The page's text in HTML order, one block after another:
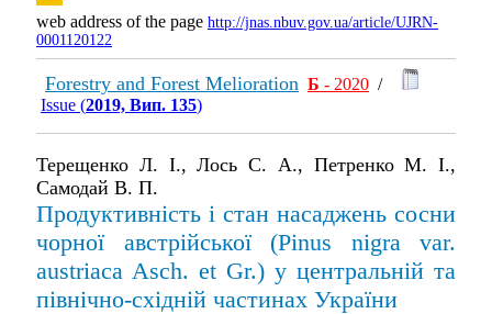
web address of the page http://jnas.nbuv.gov.ua/article/UJRN-
0001120122
Forestry and Forest Melioration Б - 2020 /
Issue (2019, Вип. 135)
Терещенко Л. І., Лось С. А., Петренко М. І.,
Самодай В. П.
Продуктивність і стан насаджень cосни
чорної австрійської (Pinus nigra var.
austriaca Asch. et Gr.) у центральній та
північно-східній частинах України